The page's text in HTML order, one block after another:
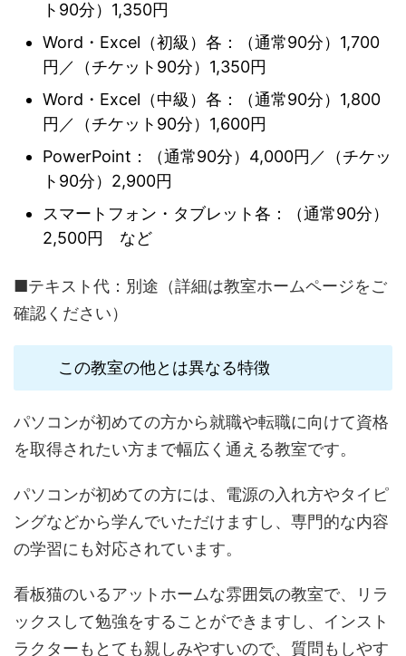
ト90分）1,350円
Word・Excel（初級）各：（通常90分）1,700
円／（チケット90分）1,350円
Word・Excel（中級）各：（通常90分）1,800
円／（チケット90分）1,600円
PowerPoint：（通常90分）4,000円／（チケッ
ト90分）2,900円
スマートフォン・タブレット各：（通常90分）
2,500円 など
■テキスト代：別途（詳細は教室ホームページをご
確認ください）
この教室の他とは異なる特徴
パソコンが初めての方から就職や転職に向けて資格
を取得されたい方まで幅広く通える教室です。
パソコンが初めての方には、電源の入れ方やタイピ
ングなどから学んでいただけますし、専門的な内容
の学習にも対応されています。
看板猫のいるアットホームな雰囲気の教室で、リラ
ックスして勉強をすることができますし、インスト
ラクターもとても親しみやすいので、質問もしやす